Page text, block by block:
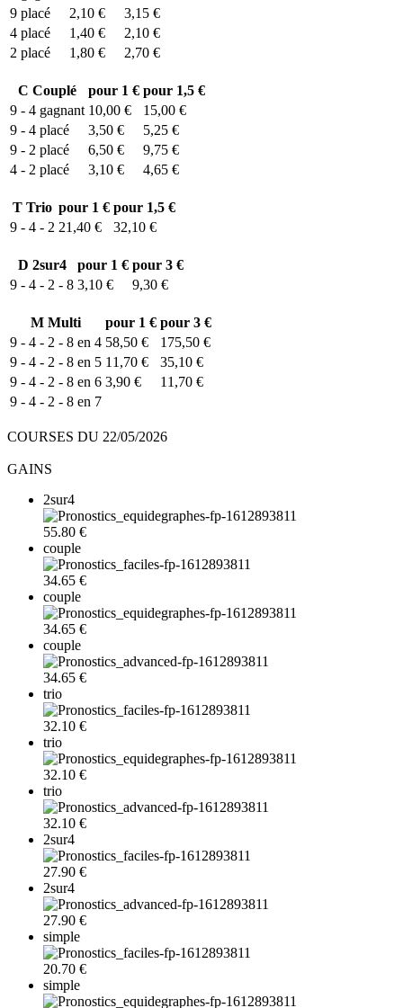
9 placé 2,10 €
3,15 €
4 placé 1,40 €
2,10 €
2 placé 1,80 € 2,70 €
C Couplé pour 1 € pour 1,5 €
9 - 4 gagnant 10,00 €
15,00 €
9 - 4 placé 3,50 €
5,25 €
9 - 2 placé 6,50 €
9,75 €
4 - 2 placé 3,10 € 4,65 €
T Trio pour 1 € pour 1,5 €
9 - 4 - 2 21,40 € 32,10 €
D 2sur4 pour 1 € pour 3 €
9 - 4 - 2 - 8 3,10 € 9,30 €
M Multi pour 1 € pour 3 €
9 - 4 - 2 - 8 en 4 58,50 €
175,50 €
9 - 4 - 2 - 8 en 5 11,70 €
35,10 €
9 - 4 - 2 - 8 en 6 3,90 €
11,70 €
9 - 4 - 2 - 8 en 7
COURSES DU 22/05/2026
GAINS
2sur4
55.80 €
couple
34.65 €
couple
34.65 €
couple
34.65 €
trio
32.10 €
trio
32.10 €
trio
32.10 €
2sur4
27.90 €
2sur4
27.90 €
simple
20.70 €
simple